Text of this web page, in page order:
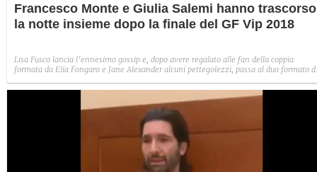
Francesco Monte e Giulia Salemi hanno trascorso
la notte insieme dopo la finale del GF Vip 2018
Lisa Fusco lancia l’ennesimo gossip e, dopo avere regalato alle fan della coppia
formata da Elia Fongaro e Jane Alexander alcuni pettegolezzi, passa al duo formato
ancora adesso sono in camera” ha raccontato la subrettina a proposito dei due.